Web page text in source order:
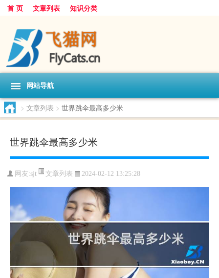
首 页 文章列表 知识分类
网站导航
> 文章列表 > 世界跳伞最高多少米
世界跳伞最高多少米
网友:sjt 文章列表 2024-02-12 13:25:28